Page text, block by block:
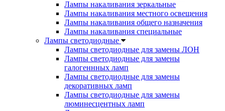
Лампы накаливания зеркальные
Лампы накаливания местного освещения
Лампы накаливания общего назначения
Лампы накаливания специальные
Лампы светодиодные
Лампы светодиодные для замены ЛОН
Лампы светодиодные для замены
галогеннных ламп
Лампы светодиодные для замены
декоративных ламп
Лампы светодиодные для замены
люминесцентных ламп